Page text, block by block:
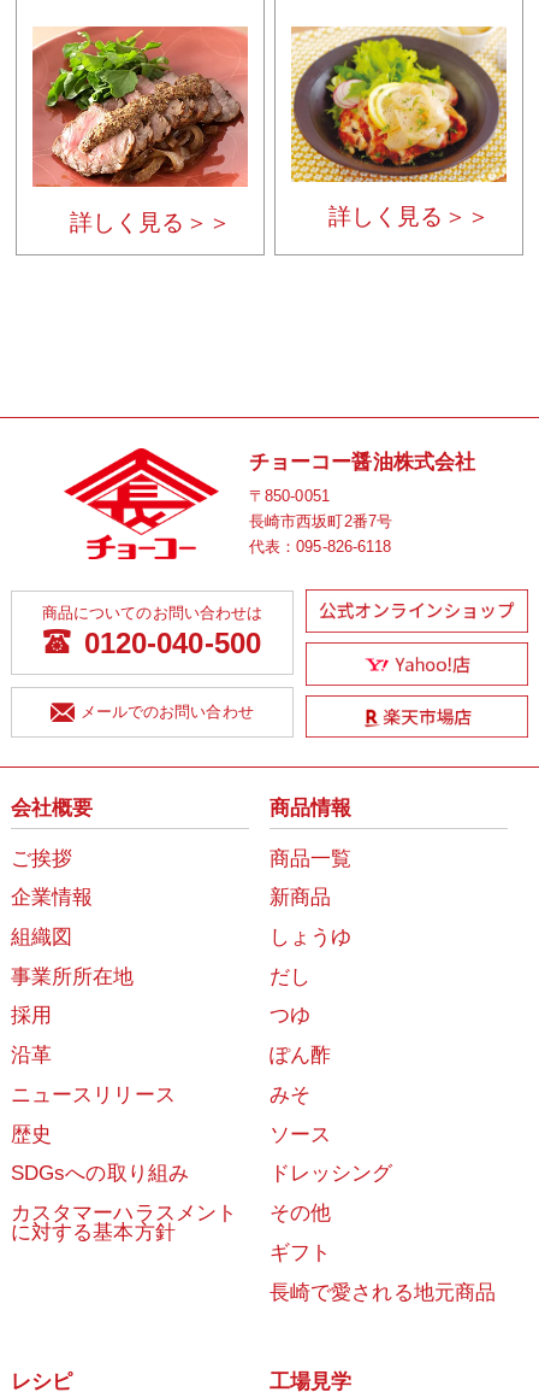
詳しく見る＞＞ 詳しく見る＞＞
チョーコー醤油株式会社
〒850-0051
長崎市西坂町2番7号
代表：095-826-6118
商品についてのお問い合わせは
0120-040-500
メールでのお問い合わせ
会社概要
ご挨拶
企業情報
組織図
事業所所在地
採用
沿革
ニュースリリース
歴史
SDGsへの取り組み
カスタマーハラスメント
に対する基本方針
商品情報
商品一覧
新商品
しょうゆ
だし
つゆ
ぽん酢
みそ
ソース
ドレッシング
その他
ギフト
長崎で愛される地元商品
レシピ 工場見学